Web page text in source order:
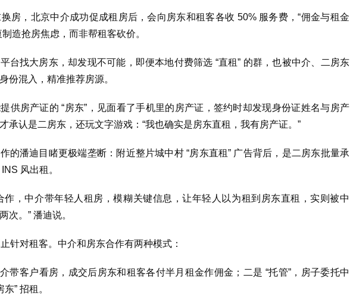
房，北京中介成功促成租房后，会向房东和租客各收 50% 服务费，“佣金与租金
造抢房焦虑，而非帮租客砍价。
台找大房东，却发现不可能，即便本地付费筛选 “直租” 的群，也被中介、二房东
份混入，精准推荐房源。
供房产证的 “房东”，见面看了手机里的房产证，签约时却发现身份证姓名与房产
承认是二房东，还玩文字游戏：“我也确实是房东直租，我有房产证。”
的潘迪目睹更极端垄断：附近整片城中村 “房东直租” 广告背后，是二房东批量承
风出租。
作，中介带年轻人租房，模糊关键信息，让年轻人以为租到房东直租，实则被中
次。” 潘迪说。
针对租客。中介和房东合作有两种模式：
带客户看房，成交后房东和租客各付半月租金作佣金；二是 “托管”，房子委托中
” 招租。